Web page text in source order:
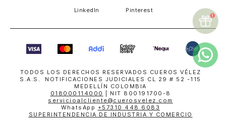
LinkedIn Pinterest
TODOS LOS DERECHOS RESERVADOS CUEROS VÉLEZ
S.A.S. NOTIFICACIONES JUDICIALES CL 29 # 52 -115
MEDELLÍN COLOMBIA
018000114000
| NIT 800191700-8
servicioalcliente@cuerosvelez.com
WhatsApp +57310 448 6083
SUPERINTENDENCIA DE INDUSTRIA Y COMERCIO